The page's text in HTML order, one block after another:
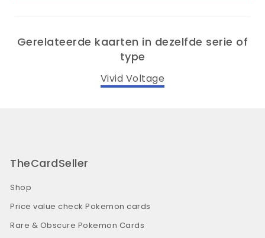
Gerelateerde kaarten in dezelfde serie of
type
Vivid Voltage
TheCardSeller
Shop
Price value check Pokemon cards
Rare & Obscure Pokemon Cards